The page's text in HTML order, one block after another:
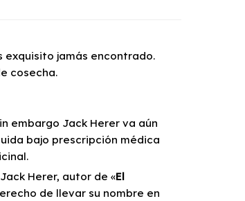
exquisito jamás encontrado.
cosecha.
embargo Jack Herer va aún
bajo prescripción médica
Herer, autor de «El
de llevar su nombre en